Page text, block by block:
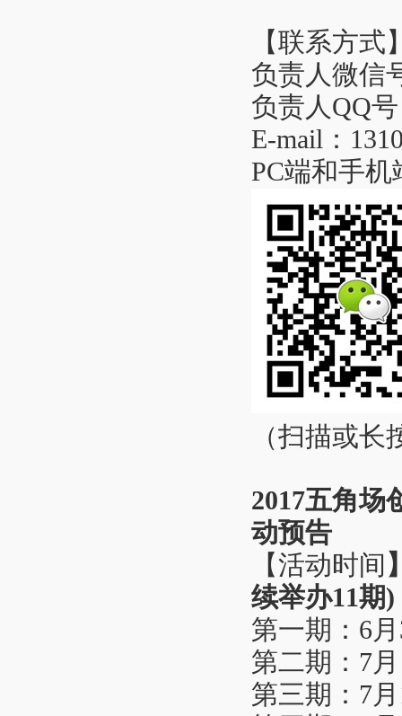
【联系方式
负责人微信
负责人QQ
E-mail：
PC端和手机
（扫描或
2017五角场
动预告
【活动时间
续举办11期)
第一期：6
第二期：7
第三期：7